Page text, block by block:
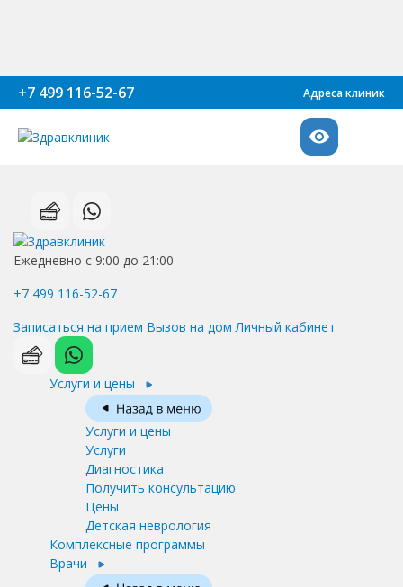
+7 499 116-52-67 Адреса клиник
Ежедневно с 9:00 до 21:00
+7 499 116-52-67
Записаться на прием Вызов на дом Личный кабинет
Услуги и цены
Услуги и цены
Услуги
Диагностика
Получить консультацию
Цены
Детская неврология
Комплексные программы
Врачи